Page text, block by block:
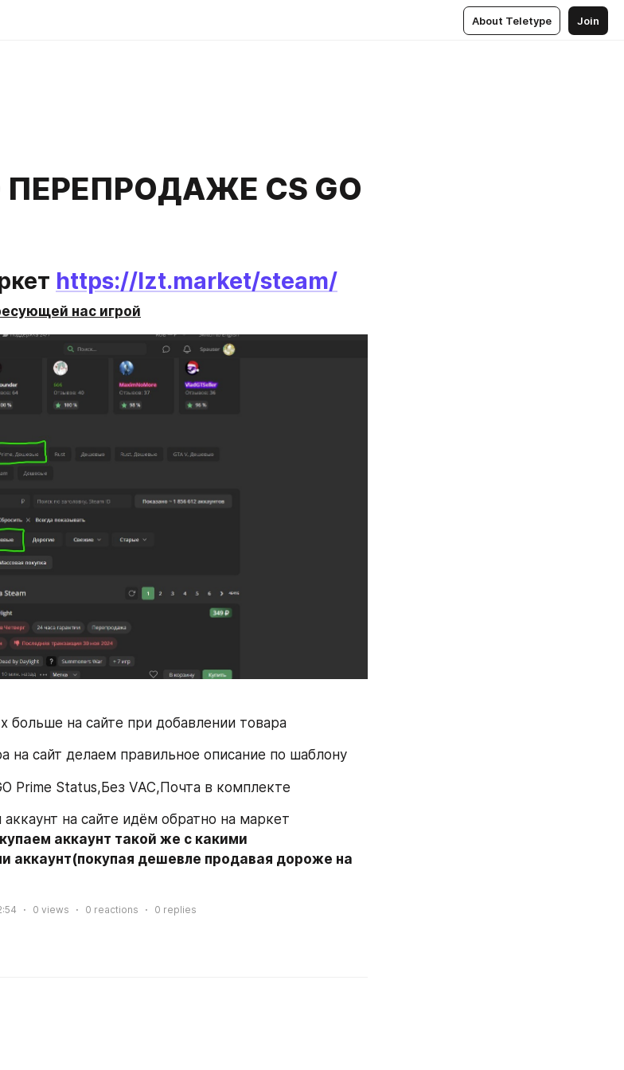
About Teletype Join
CS GO
https://lzt.market/steam/
нас игрой
на сайте при добавлении товара
на сайт делаем правильное описание по шаблону
Prime Status,Без VAC,Почта в комплекте
аккаунт такой же с какими
аккаунт(покупая дешевле продавая дороже на
0 views 0 reactions 0 replies